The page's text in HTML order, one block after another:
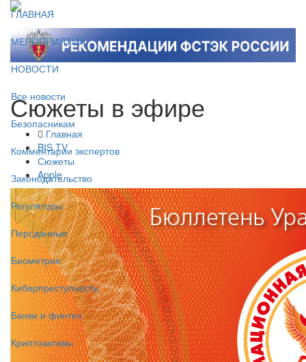
ГЛАВНАЯ
МЕРОПРИЯТИЯ
НОВОСТИ
Все новости
Безопасникам
Комментарии экспертов
Законодательство
Регуляторы
Персданные
Биометрия
Киберпреступность
Банки и финтех
Криптоактивы
Сюжеты в эфире
Главная
BIS TV
Сюжеты
Apple